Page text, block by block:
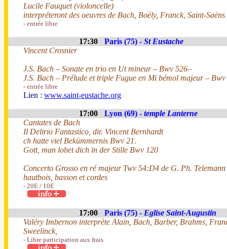
Lucile Fauquet (violoncelle)
interpréteront des oeuvres de Bach, Boëly, Franck, Saint-Saëns
- entrée libre
17:30 Paris (75) - St Eustache
Vincent Crosnier
J.S. Bach – Sonate en trio en Ut mineur – Bwv 526–
J.S. Bach – Prélude et triple Fugue en Mi bémol majeur – Bwv
- entrée libre
Lien : www.saint-eustache.org
17:00 Lyon (69) - temple Lanterne
Cantates de Bach
Il Delirio Fantastico, dir. Vincent Bernhardt
ch hatte viel Bekümmernis Bwv 21.
Gott, man lobet dich in der Stille Bwv 120
Concerto Grosso en ré majeur Twv 54:D4 de G. Ph.
hautbois, basson et cordes
- 20E / 10E
17:00 Paris (75) - Eglise Saint-Augustin
Valéry Imbernon interprète Alain, Bach, Barber, Brahms,
Sweelinck,
- Libre participation aux frais